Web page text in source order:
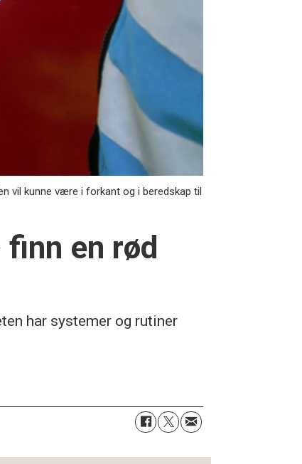
vil kunne være i forkant og i beredskap til
en rød
har systemer og rutiner